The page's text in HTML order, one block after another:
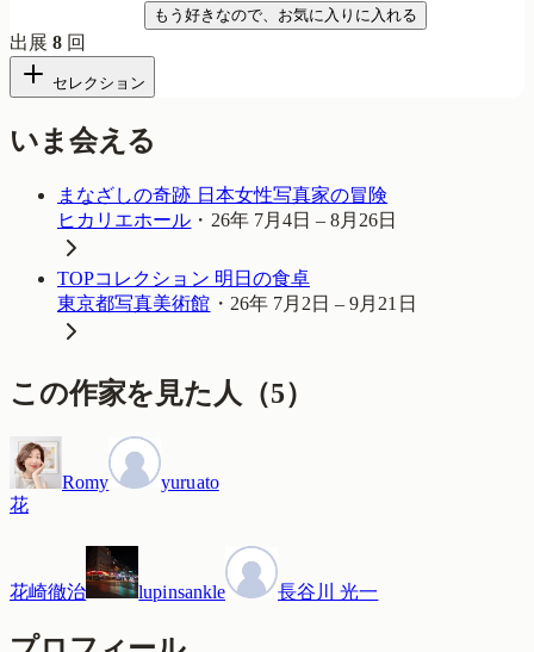
もう好きなので、お気に入りに入れる
出展8 回
セレクション
いま会える
まなざしの奇跡 日本女性写真家の冒険
ヒカリエホール ・ 26年 7月4日 – 8月26日
TOPコレクション 明日の食卓
東京都写真美術館 ・ 26年 7月2日 – 9月21日
この作家を見た人 （5）
Romy
yuruato
花
花崎徹治 lupinsankle 長谷川 光一